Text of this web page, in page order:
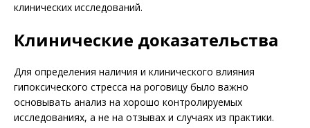
клинических исследований.
Клинические доказательства
Для определения наличия и клинического влияния
гипоксического стресса на роговицу было важно
основывать анализ на хорошо контролируемых
исследованиях, а не на отзывах и случаях из практики.